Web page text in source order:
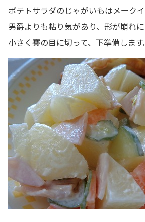
ポテトサラダのじゃがいもはメークイ
男爵よりも粘り気があり、形が崩れに
小さく賽の目に切って、下準備します